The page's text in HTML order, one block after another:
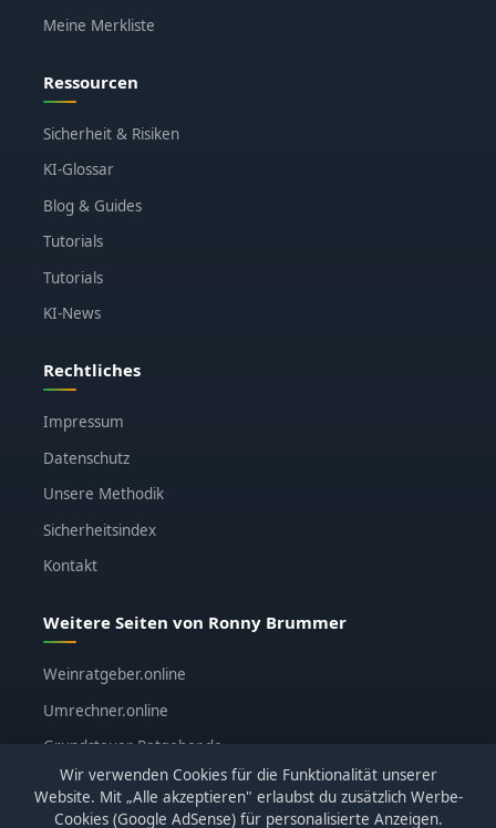
Meine Merkliste
Ressourcen
Sicherheit & Risiken
KI-Glossar
Blog & Guides
Tutorials
Tutorials
KI-News
Rechtliches
Impressum
Datenschutz
Unsere Methodik
Sicherheitsindex
Kontakt
Weitere Seiten von Ronny Brummer
Weinratgeber.online
Umrechner.online
Grundsteuer-Ratgeber.de
ronnybrummer.de
Wir verwenden Cookies für die Funktionalität unserer
Website. Mit „Alle akzeptieren" erlaubst du zusätzlich Werbe-
Cookies (Google AdSense) für personalisierte Anzeigen.